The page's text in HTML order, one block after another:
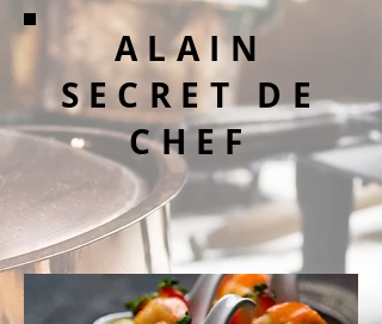
ALAIN
SECRET DE
CHEF